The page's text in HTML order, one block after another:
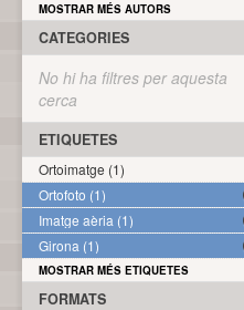
MOSTRAR MÉS AUTORS
CATEGORIES
No hi ha filtres per aquesta
cerca
ETIQUETES
Ortoimatge (1)
Ortofoto (1)
Imatge aèria (1)
Girona (1)
MOSTRAR MÉS ETIQUETES
FORMATS